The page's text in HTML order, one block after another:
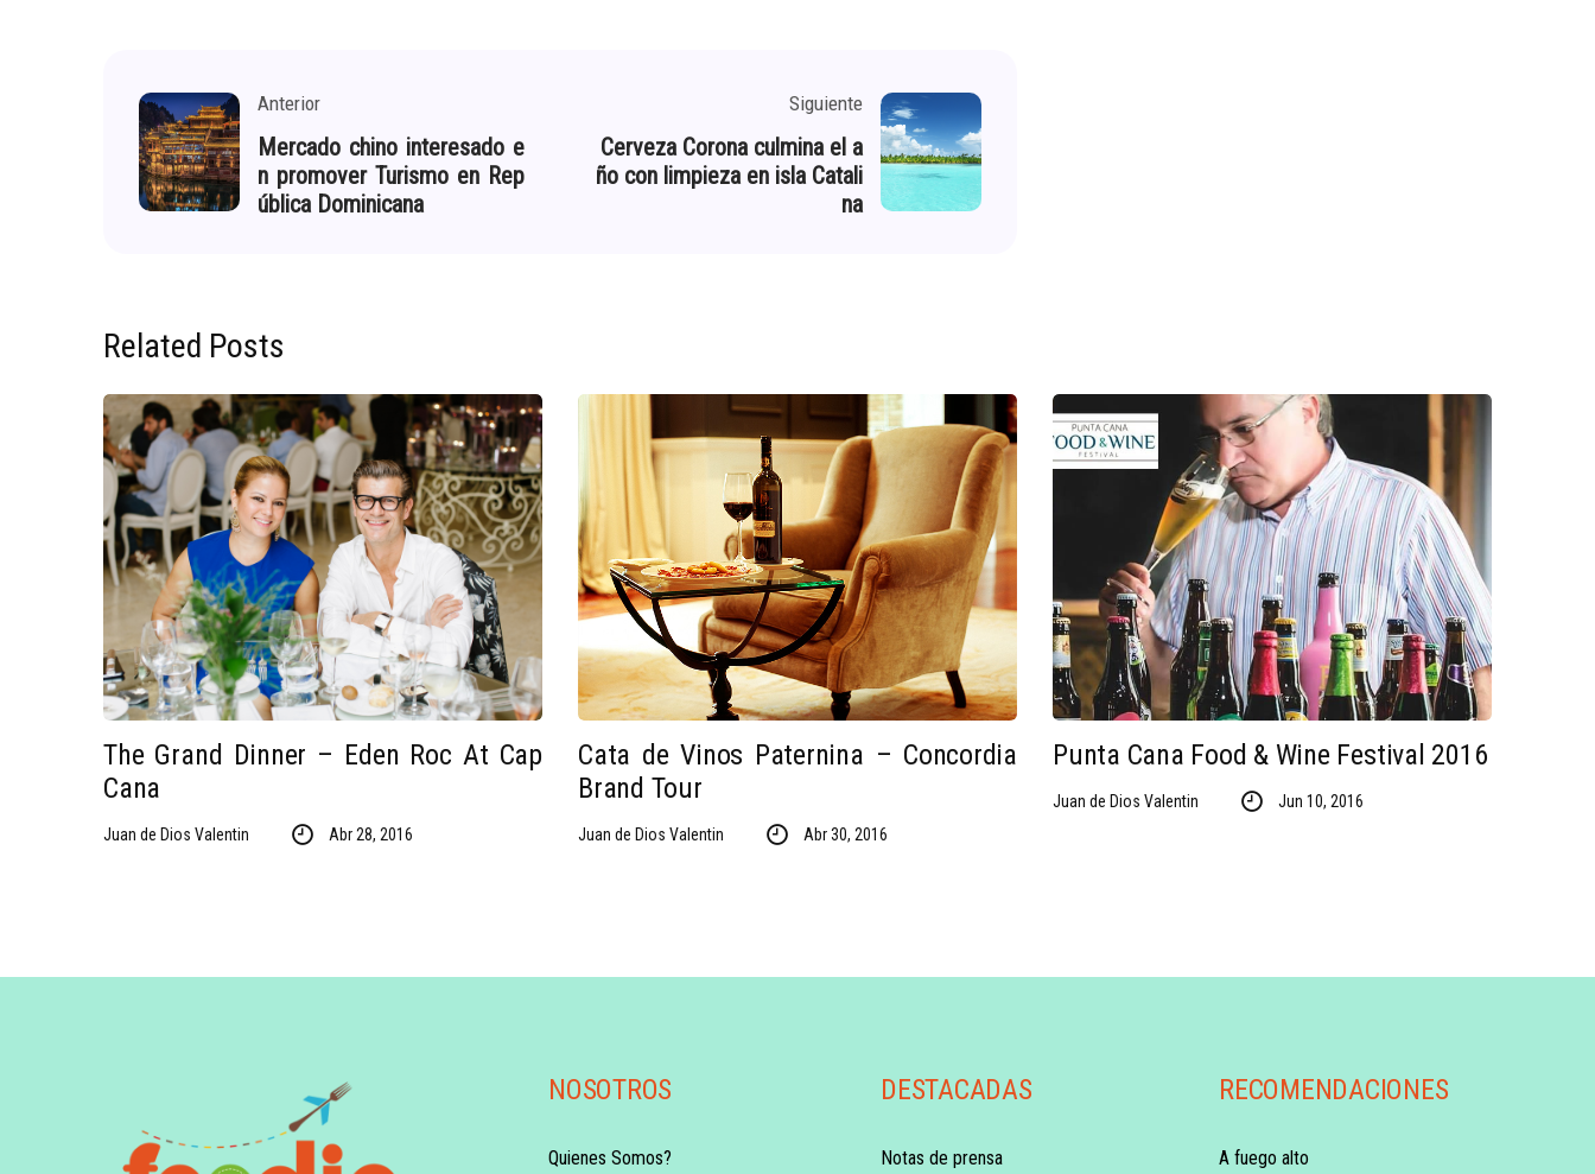
Anterior
Mercado chino interesado e
n promover Turismo en Rep
ública Dominicana
Siguiente
Cerveza Corona culmina el a
ño con limpieza en isla Catali
na
Related Posts
The Grand Dinner – Eden Roc At Cap
Cana
Juan de Dios Valentin Abr 28, 2016
Cata de Vinos Paternina – Concordia
Brand Tour
Juan de Dios Valentin Abr 30, 2016
Punta Cana Food & Wine Festival 2016
Juan de Dios Valentin Jun 10, 2016
NOSOTROS
Quienes Somos?
DESTACADAS
Notas de prensa
RECOMENDACIONES
A fuego alto